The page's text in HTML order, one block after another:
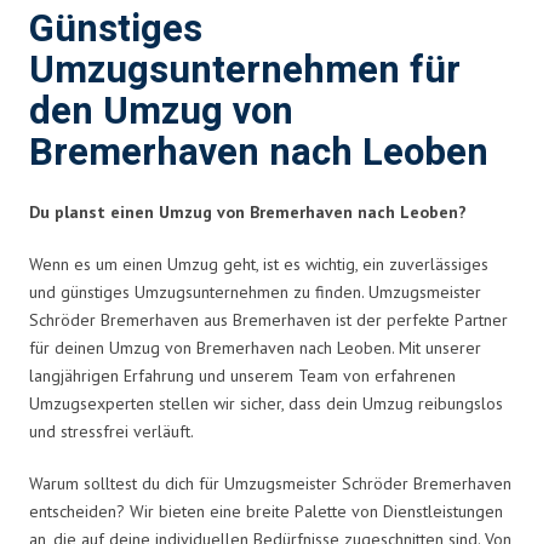
Günstiges
Umzugsunternehmen für
den Umzug von
Bremerhaven nach Leoben
Du planst einen Umzug von Bremerhaven nach Leoben?
Wenn es um einen Umzug geht, ist es wichtig, ein zuverlässiges
und günstiges Umzugsunternehmen zu finden. Umzugsmeister
Schröder Bremerhaven aus Bremerhaven ist der perfekte Partner
für deinen Umzug von Bremerhaven nach Leoben. Mit unserer
langjährigen Erfahrung und unserem Team von erfahrenen
Umzugsexperten stellen wir sicher, dass dein Umzug reibungslos
und stressfrei verläuft.
Warum solltest du dich für Umzugsmeister Schröder Bremerhaven
entscheiden? Wir bieten eine breite Palette von Dienstleistungen
an, die auf deine individuellen Bedürfnisse zugeschnitten sind. Von